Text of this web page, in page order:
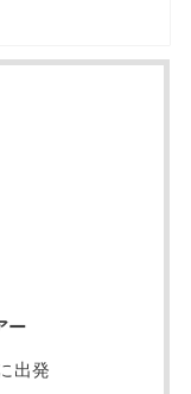
ー
出発